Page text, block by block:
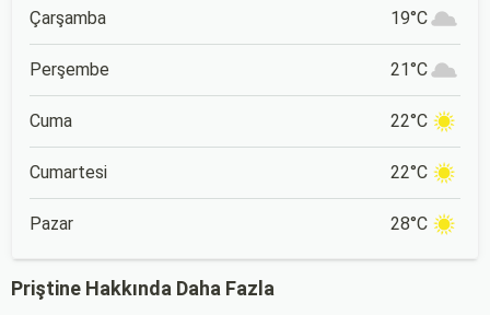
Çarşamba 19°C
Perşembe 21°C
Cuma 22°C
Cumartesi 22°C
Pazar 28°C
Priştine Hakkında Daha Fazla